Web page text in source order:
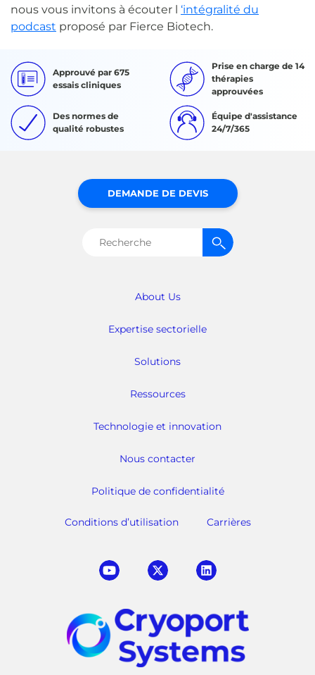
nous vous invitons à écouter l ‘intégralité du
podcast proposé par Fierce Biotech.
Approuvé par 675
essais cliniques
Prise en charge de 14
thérapies
approuvées
Des normes de
qualité robustes
Équipe d'assistance
24/7/365
About Us
Expertise sectorielle
Solutions
Ressources
Technologie et innovation
Nous contacter
Politique de confidentialité
Conditions d’utilisation Carrières
DEMANDE DE DEVIS
Rechercher :